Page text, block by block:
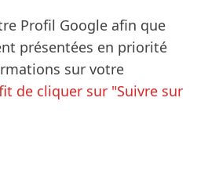
Profil Google afin que
présentées en priorité
sur votre
de cliquer sur "Suivre sur